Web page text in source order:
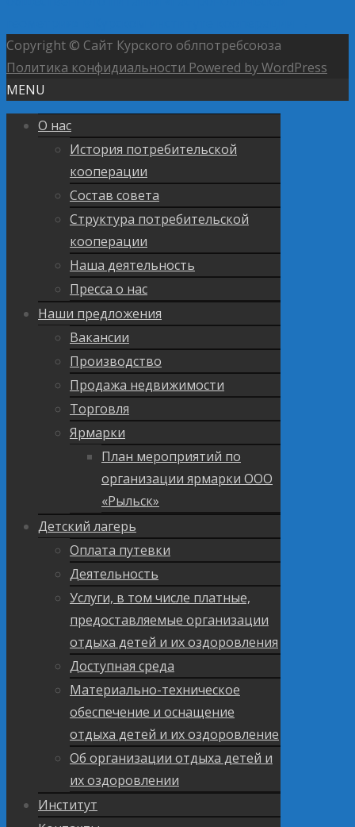
Copyright © Сайт Курского облпотребсоюза
Политика конфидиальности Powered by WordPress
MENU
О нас
История потребительской
кооперации
Состав совета
Структура потребительской
кооперации
Наша деятельность
Пресса о нас
Наши предложения
Вакансии
Производство
Продажа недвижимости
Торговля
Ярмарки
План мероприятий по
организации ярмарки ООО
«Рыльск»
Детский лагерь
Оплата путевки
Деятельность
Услуги, в том числе платные,
предоставляемые организации
отдыха детей и их оздоровления
Доступная среда
Материально-техническое
обеспечение и оснащение
отдыха детей и их оздоровление
Об организации отдыха детей и
их оздоровлении
Институт